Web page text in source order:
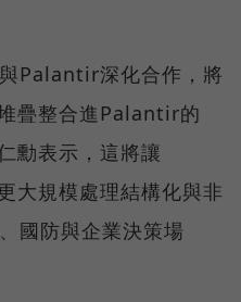
Palantir深化合作，將
疊整合進Palantir的
勳表示，這將讓
大規模處理結構化與非
國防與企業決策場